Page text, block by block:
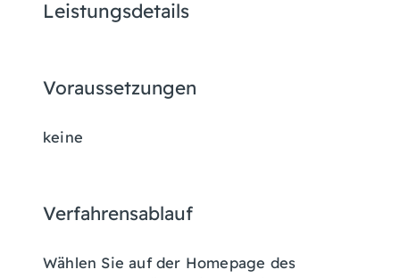
Leistungsdetails
Voraussetzungen
keine
Verfahrensablauf
Wählen Sie auf der Homepage des